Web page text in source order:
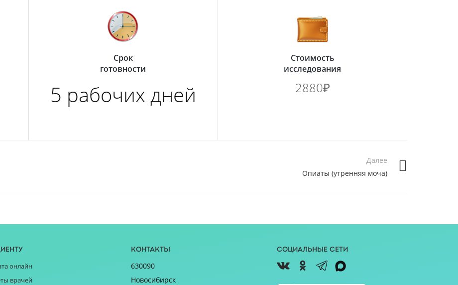
Срок
готовности
5 рабочих дней
Стоимость
исследования
2880₽
Далее
Опиаты (утренняя моча)
онлайн
врачей
Контакты
630090
Новосибирск
Социальные сети